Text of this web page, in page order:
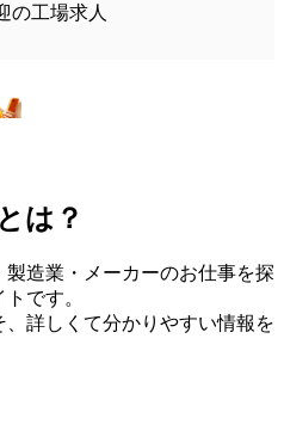
の工場求人
は？
造業・メーカーのお仕事を探
です。
詳しくて分かりやすい情報を